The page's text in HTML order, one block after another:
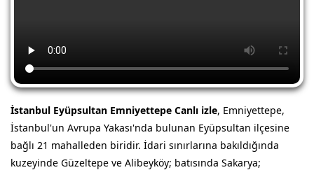
İstanbul Eyüpsultan Emniyettepe Canlı izle, Emniyettepe,
İstanbul'un Avrupa Yakası'nda bulunan Eyüpsultan ilçesine
bağlı 21 mahalleden biridir. İdari sınırlarına bakıldığında
kuzeyinde Güzeltepe ve Alibeyköy; batısında Sakarya;